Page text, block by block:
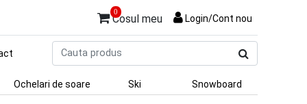
0
Cosul meu Login/Cont nou
produs
Ochelari de soare Ski Snowboard